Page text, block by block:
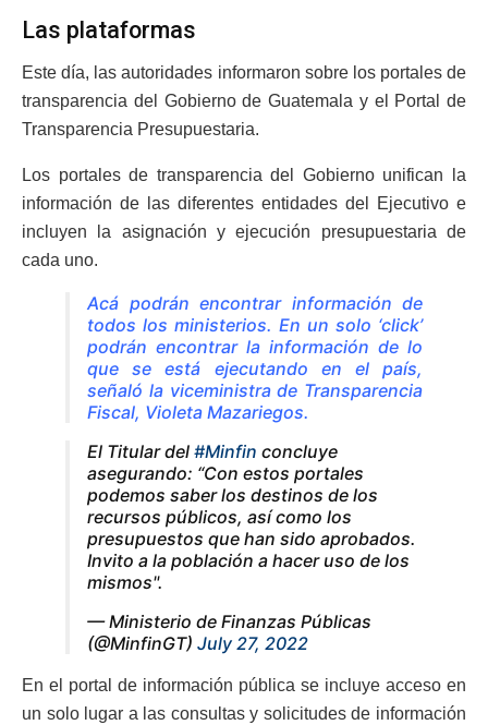
Las plataformas
Este día, las autoridades informaron sobre los portales de
transparencia del Gobierno de Guatemala y el Portal de
Transparencia Presupuestaria.
Los portales de transparencia del Gobierno unifican la
información de las diferentes entidades del Ejecutivo e
incluyen la asignación y ejecución presupuestaria de
cada uno.
Acá podrán encontrar información de
todos los ministerios. En un solo ‘click’
podrán encontrar la información de lo
que se está ejecutando en el país,
señaló la viceministra de Transparencia
Fiscal, Violeta Mazariegos.
El Titular del #Minfin concluye
asegurando: “Con estos portales
podemos saber los destinos de los
recursos públicos, así como los
presupuestos que han sido aprobados.
Invito a la población a hacer uso de los
mismos".
— Ministerio de Finanzas Públicas
(@MinfinGT) July 27, 2022
En el portal de información pública se incluye acceso en
un solo lugar a las consultas y solicitudes de información